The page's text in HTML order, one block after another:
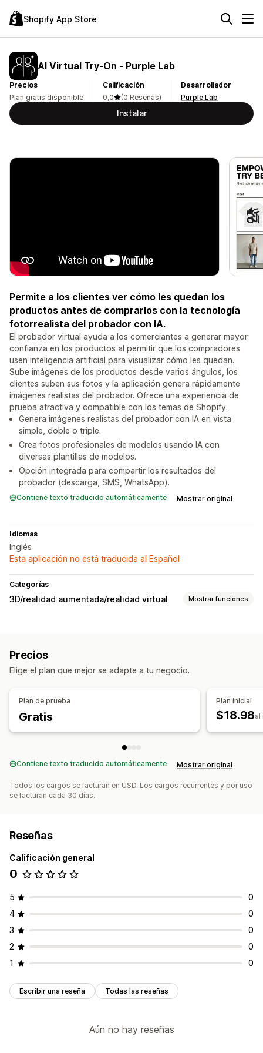
Shopify App Store
AI Virtual Try‑On ‑ Purple Lab
Precios
Plan gratis disponible
Calificación
0,0
(0 Reseñas)
Desarrollador
Purple Lab
Instalar
Permite a los clientes ver cómo les quedan los
productos antes de comprarlos con la tecnología
fotorrealista del probador con IA.
El probador virtual ayuda a los comerciantes a generar mayor
confianza en los productos al permitir que los compradores
usen inteligencia artificial para visualizar cómo les quedan.
Sube imágenes de los productos desde varios ángulos, los
clientes suben sus fotos y la aplicación genera rápidamente
imágenes realistas del probador. Ofrece una experiencia de
prueba atractiva y compatible con los temas de Shopify.
Genera imágenes realistas del probador con IA en vista
simple, doble o triple.
Crea fotos profesionales de modelos usando IA con
diversas plantillas de modelos.
Opción integrada para compartir los resultados del
probador (descarga, SMS, WhatsApp).
Contiene texto traducido automáticamente Mostrar original
Idiomas
Inglés
Esta aplicación no está traducida al Español
Categorías
3D/realidad aumentada/realidad virtual Mostrar funciones
Precios
Elige el plan que mejor se adapte a tu negocio.
Plan de prueba
Gratis
Plan inicial
$18.98al
Contiene texto traducido automáticamente Mostrar original
Todos los cargos se facturan en USD. Los cargos recurrentes y por uso
se facturan cada 30 días.
Reseñas
Calificación general
0
5
0
4
0
3
0
2
0
1
0
Escribir una reseña Todas las reseñas
Aún no hay reseñas